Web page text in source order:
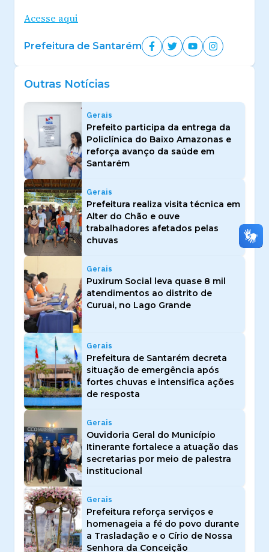
Acesse aqui
Prefeitura de Santarém
Outras Notícias
Gerais
Prefeito participa da entrega da
Policlínica do Baixo Amazonas e
reforça avanço da saúde em
Santarém
Gerais
Prefeitura realiza visita técnica em
Alter do Chão e ouve
trabalhadores afetados pelas
chuvas
Gerais
Puxirum Social leva quase 8 mil
atendimentos ao distrito de
Curuai, no Lago Grande
Gerais
Prefeitura de Santarém decreta
situação de emergência após
fortes chuvas e intensifica ações
de resposta
Gerais
Ouvidoria Geral do Município
Itinerante fortalece a atuação das
secretarias por meio de palestra
institucional
Gerais
Prefeitura reforça serviços e
homenageia a fé do povo durante
a Trasladação e o Círio de Nossa
Senhora da Conceição